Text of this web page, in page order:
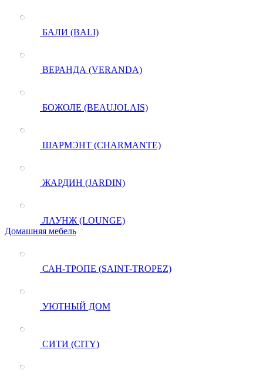
БАЛИ (BALI)
ВЕРАНДА (VERANDA)
БОЖОЛЕ (BEAUJOLAIS)
ШАРМЭНТ (CHARMANTE)
ЖАРДИН (JARDIN)
ЛАУНЖ (LOUNGE)
Домашняя мебель
САН-ТРОПЕ (SAINT-TROPEZ)
УЮТНЫЙ ДОМ
СИТИ (CITY)